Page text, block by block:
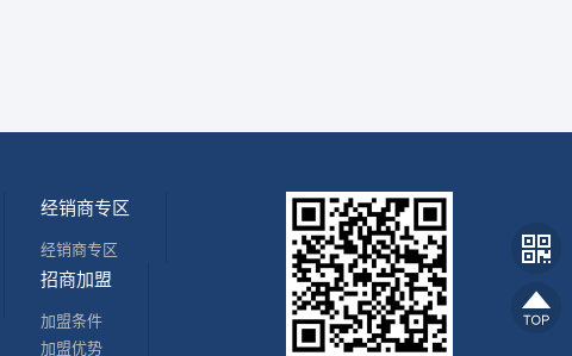
经销商专区
经销商专区
招商加盟
加盟条件
加盟优势